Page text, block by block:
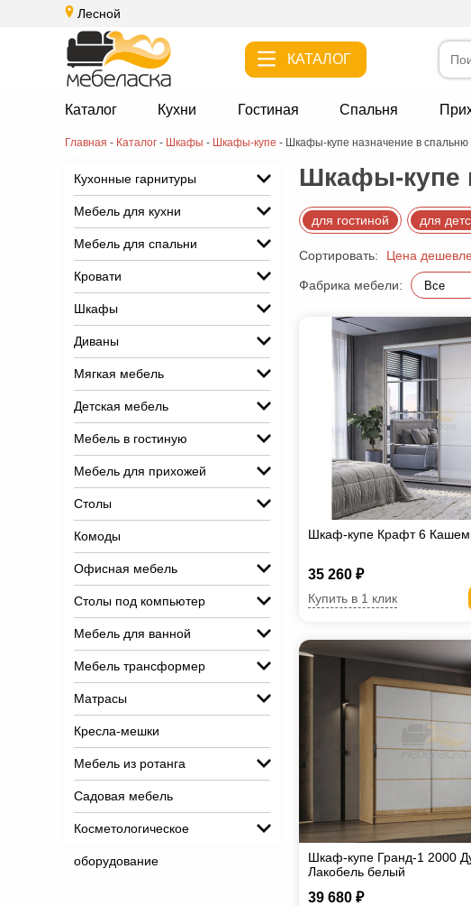
Лесной
КАТАЛОГ
Каталог Кухни Гостиная Спальня
Главная - Каталог - Шкафы - Шкафы-купе - Шкафы-купе назначение в спальню
Кухонные гарнитуры
Мебель для кухни
Мебель для спальни
Кровати
Шкафы
Диваны
Мягкая мебель
Детская мебель
Мебель в гостиную
Мебель для прихожей
Столы
Комоды
Офисная мебель
Столы под компьютер
Мебель для ванной
Мебель трансформер
Матрасы
Кресла-мешки
Мебель из ротанга
Садовая мебель
Косметологическое
оборудование
Шкафы-купе
для гостиной для
Сортировать: Цена
Фабрика мебели:
Шкаф-купе Крафт 6
35 260 ₽
Купить в 1 клик
Шкаф-купе Гранд-1 2000
Лакобель белый
39 680 ₽